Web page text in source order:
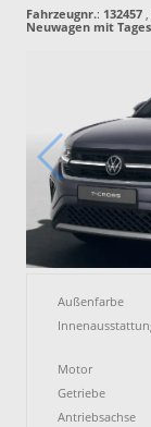
Fahrzeugnr.: 132457
Neuwagen mit
Außenfarbe
Motor
Getriebe
Antriebsachse